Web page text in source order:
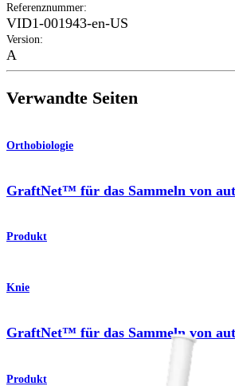
Referenznummer:
VID1-001943-en-US
Version:
A
Verwandte Seiten
Orthobiologie
GraftNet™ für das Sammeln von
Produkt
Knie
GraftNet™ für das Sammeln von
Produkt